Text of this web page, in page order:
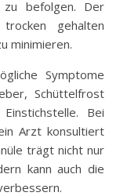
zu befolgen. Der
gehalten
minimieren.
Symptome
Schüttelfrost
Bei
Arzt konsultiert
trägt nicht nur
kann auch die